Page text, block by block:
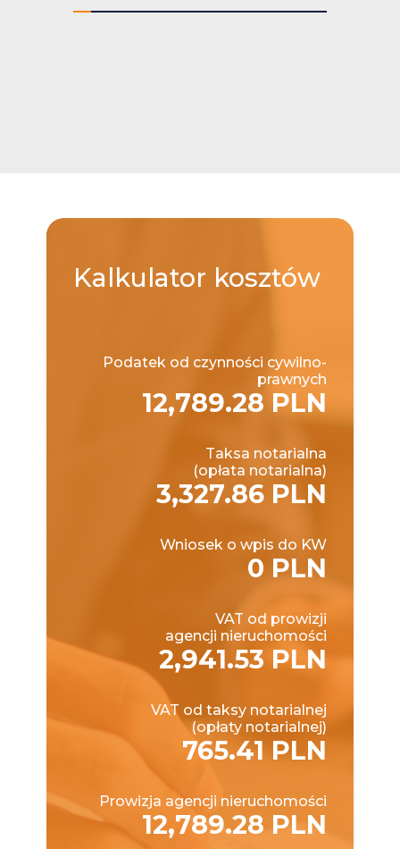
Kalkulator kosztów
Podatek od czynności cywilno-
prawnych
12,789.28 PLN
Taksa notarialna
(opłata notarialna)
3,327.86 PLN
Wniosek o wpis do KW
0 PLN
VAT od prowizji
agencji nieruchomości
2,941.53 PLN
VAT od taksy notarialnej
(opłaty notarialnej)
765.41 PLN
Prowizja agencji nieruchomości
12,789.28 PLN